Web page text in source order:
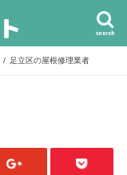
search
足立区の屋根修理業者